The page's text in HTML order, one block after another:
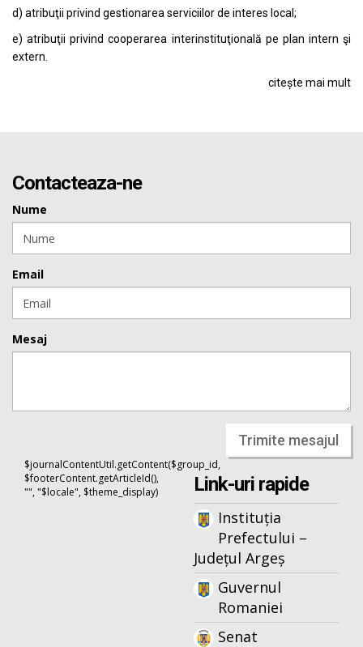
d) atribuţii privind gestionarea serviciilor de interes local;
e) atribuţii privind cooperarea interinstituţională pe plan intern şi
extern.
citește mai mult
Contacteaza-ne
Nume
Email
Mesaj
Trimite mesajul
$journalContentUtil.getContent($group_id,
$footerContent.getArticleId(),
"", "$locale", $theme_display)
Link-uri rapide
Instituția
Prefectului –
Județul Argeș
Guvernul
Romaniei
Senat